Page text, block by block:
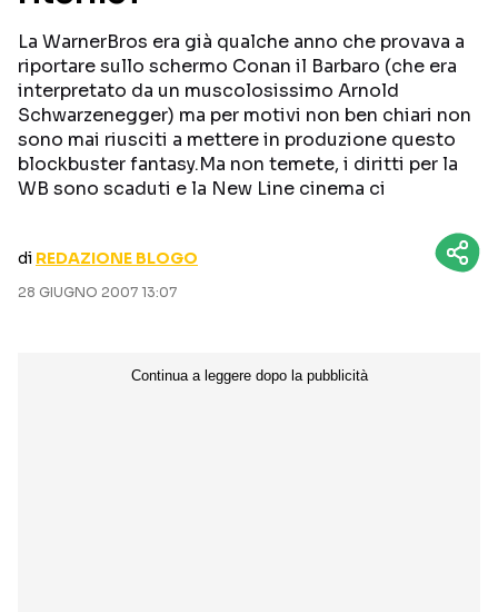
Categorie
NOTIZIE
CURIOSITÀ
TRAILER
BOX OFFICE
Seguici sui social
La WarnerBros era già qualche anno che provava a
riportare sullo schermo Conan il Barbaro (che era
interpretato da un muscolosissimo Arnold
Schwarzenegger) ma per motivi non ben chiari non
sono mai riusciti a mettere in produzione questo
blockbuster fantasy.Ma non temete, i diritti per la
WB sono scaduti e la New Line cinema ci
di REDAZIONE BLOGO
28 GIUGNO 2007 13:07